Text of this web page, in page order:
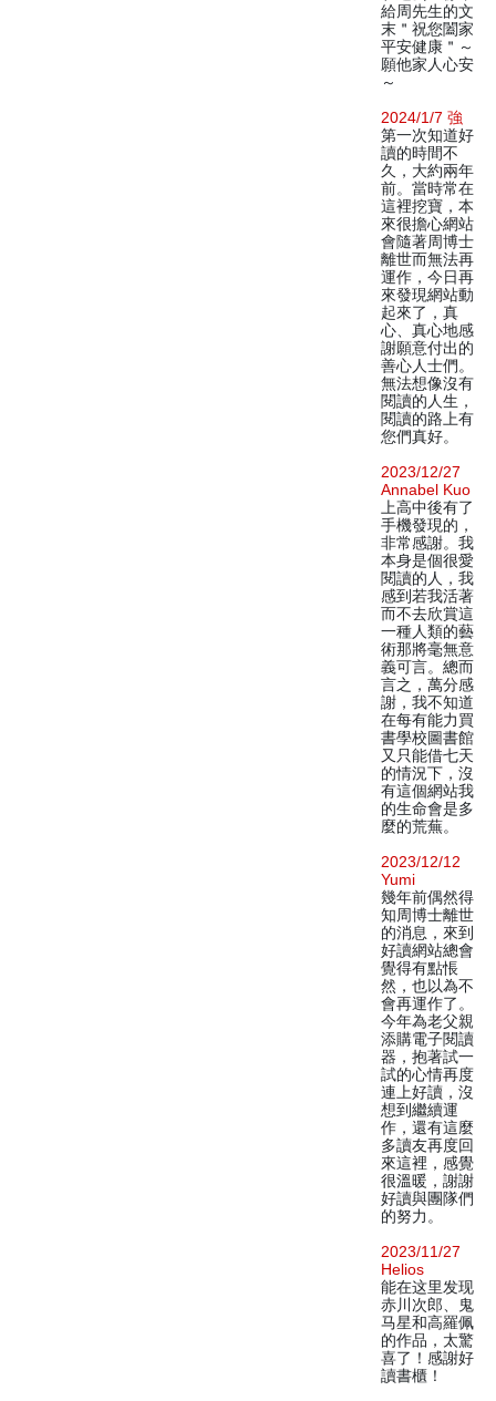
給周先生的文
末＂祝您闔家
平安健康＂～
願他家人心安
～
2024/1/7 強
第一次知道好
讀的時間不
久，大約兩年
前。當時常在
這裡挖寶，本
來很擔心網站
會隨著周博士
離世而無法再
運作，今日再
來發現網站動
起來了，真
心、真心地感
謝願意付出的
善心人士們。
無法想像沒有
閱讀的人生，
閱讀的路上有
您們真好。
2023/12/27
Annabel Kuo
上高中後有了
手機發現的，
非常感謝。我
本身是個很愛
閱讀的人，我
感到若我活著
而不去欣賞這
一種人類的藝
術那將毫無意
義可言。總而
言之，萬分感
謝，我不知道
在每有能力買
書學校圖書館
又只能借七天
的情況下，沒
有這個網站我
的生命會是多
麼的荒蕪。
2023/12/12
Yumi
幾年前偶然得
知周博士離世
的消息，來到
好讀網站總會
覺得有點悵
然，也以為不
會再運作了。
今年為老父親
添購電子閱讀
器，抱著試一
試的心情再度
連上好讀，沒
想到繼續運
作，還有這麼
多讀友再度回
來這裡，感覺
很溫暖，謝謝
好讀與團隊們
的努力。
2023/11/27
Helios
能在这里发现
赤川次郎、鬼
马星和高羅佩
的作品，太驚
喜了！感謝好
讀書櫃！